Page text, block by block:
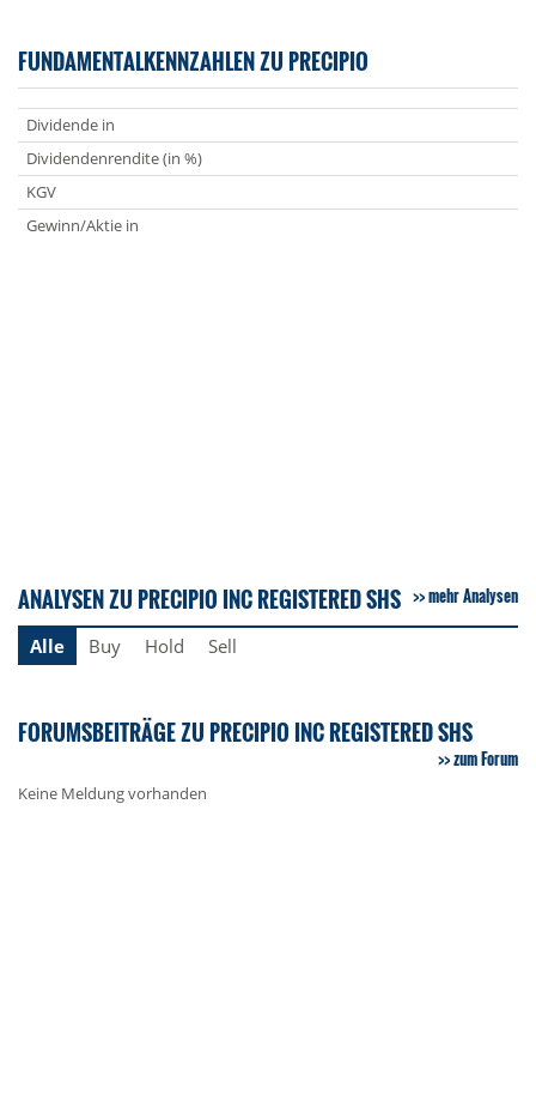
FUNDAMENTALKENNZAHLEN ZU PRECIPIO
Dividende in
Dividendenrendite (in %)
KGV
Gewinn/Aktie in
ANALYSEN ZU PRECIPIO INC REGISTERED SHS mehr Analysen
Alle Buy Hold Sell
FORUMSBEITRÄGE ZU PRECIPIO INC REGISTERED SHS
zum Forum
Keine Meldung vorhanden